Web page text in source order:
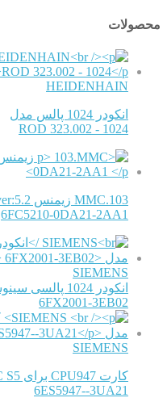
محصولات
HEIDENHAIN
انکودر 1024 پالس مدل
ROD 323.002 - 1024
103.MMC زیمنس 840D ver:5.2 مدل
6FC5210-0DA21-2AA1
SIEMENS
انکودر 1024 پالسی سینوسی ولتاژی 1v مدل
6FX2001-3EB02
SIEMENS
کارت CPU947 برای SIMATIC S5 مدل
6ES5947--3UA21